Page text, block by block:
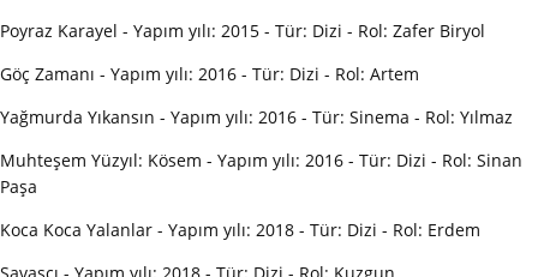
Poyraz Karayel - Yapım yılı: 2015 - Tür: Dizi - Rol: Zafer Biryol
Göç Zamanı - Yapım yılı: 2016 - Tür: Dizi - Rol: Artem
Yağmurda Yıkansın - Yapım yılı: 2016 - Tür: Sinema - Rol: Yılmaz
Muhteşem Yüzyıl: Kösem - Yapım yılı: 2016 - Tür: Dizi - Rol: Sinan
Paşa
Koca Koca Yalanlar - Yapım yılı: 2018 - Tür: Dizi - Rol: Erdem